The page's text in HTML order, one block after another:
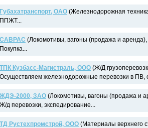
Губахатранспорт, ОАО (Железнодорожная
ППЖТ...
САВРАС (Локомотивы, вагоны (продажа и
Покупка...
ТПК Кузбасс-Магистраль, ООО (Ж/Д
Осуществляем железнодорожные перевозки в ПВ,
ЖДЭ-2000, ЗАО (Локомотивы, вагоны (продажа и
Ж/д перевозки, экспедирование...
ТД Рустехпромстрой, ООО (Материалы верхнего